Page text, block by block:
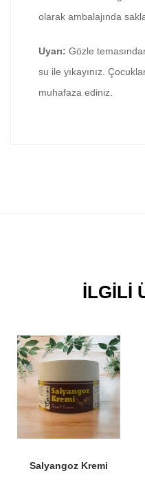
olarak ambalajında
Uyarı: Gözle
su ile yıkayınız.
muhafaza ediniz.
İLGILI
Salyangoz Kremi